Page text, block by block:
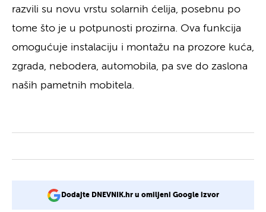
razvili su novu vrstu solarnih ćelija, posebnu po
tome što je u potpunosti prozirna. Ova funkcija
omogućuje instalaciju i montažu na prozore kuća,
zgrada, nebodera, automobila, pa sve do zaslona
naših pametnih mobitela.
Dodajte DNEVNIK.hr u omiljeni Google izvor